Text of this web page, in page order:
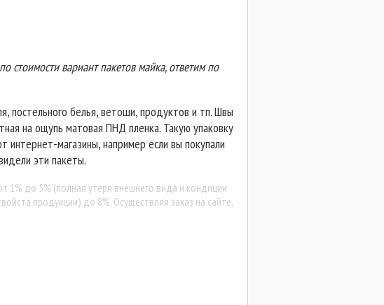
вариант пакетов майка, ответим по
постельного белья, ветоши, продуктов и тп. Швы
на ощупь матовая ПНД пленка. Такую упаковку
магазины, например если вы покупали
эти пакеты.
1% до 5% (полная утеря внешнего вида и кондиции
продукции) до 8%. Осуществляя заказ на сайте,